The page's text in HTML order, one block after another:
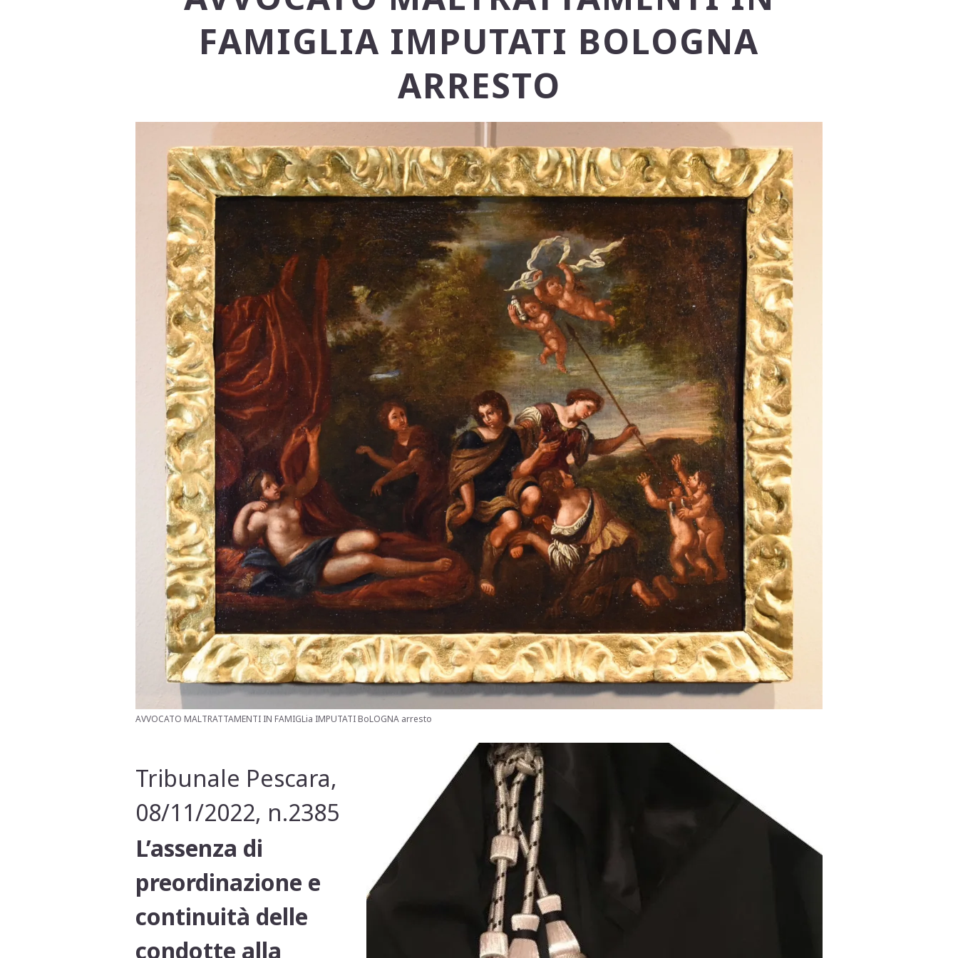
FAMIGLIA IMPUTATI BOLOGNA
ARRESTO
AVVOCATO MALTRATTAMENTI IN FAMIGLia IMPUTATI BoLOGNA arresto
Tribunale Pescara,
08/11/2022, n.2385
L’assenza di
preordinazione e
continuità delle
condotte alla